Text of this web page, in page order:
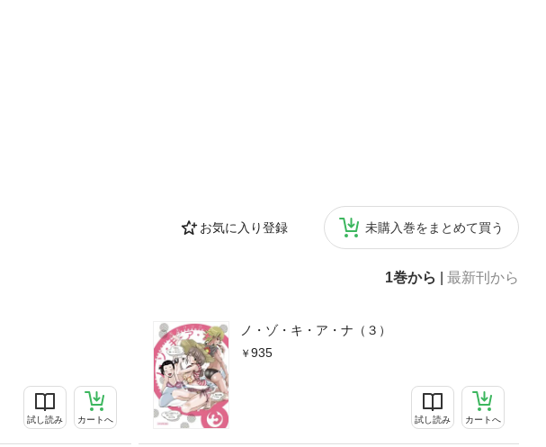
お気に入り登録 未購入巻をまとめて買う
1巻から 最新刊から
試し読み カートへ
ノ・ゾ・キ・ア・ナ（３）
935
試し読み カートへ